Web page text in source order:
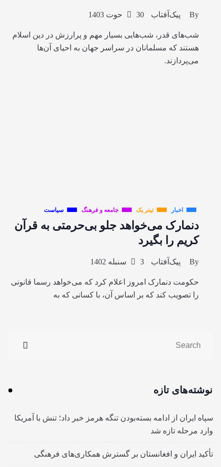
By پیک‌آفتاب 30 حوت 1403
شب‌های قدر، شب‌هایی بسیار مهم و پرارزش در دین اسلام
هستند که مسلمانان در سراسر جهان به احیای آن‌ها
می‌پردازند.
اخبار تیتر یک جامعه و فرهنگ سیاست
دنمارک می‌خواهد جلو بی‌حرمتی به قرآن
کریم را بگیرد
By پیک‌آفتاب 3 سنبله 1402
حکومت دنمارک امروز اعلام کرد که می‌خواهد رسما قانونی
را تصویب کند که بر اساس آن، با کسانی که به
نوشته‌های تازه
سپاه ایران از ادامه بسته‌بودن تنگه هرمز خبر داد؛ تنش با آمریکا
وارد مرحله تازه شد
تأکید ایران و افغانستان بر گسترش همکاری‌های فرهنگی